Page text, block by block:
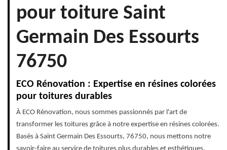
pour toiture Saint
Germain Des Essourts
76750
ECO Rénovation : Expertise en résines colorées
pour toitures durables
À ECO Rénovation, nous sommes passionnés par l'art de
transformer les toitures grâce à notre expertise en résines colorées.
Basés à Saint Germain Des Essourts, 76750, nous mettons notre
savoir-faire au service de toitures plus durables et esthétiques.